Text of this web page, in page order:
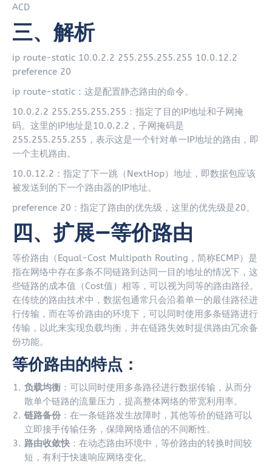
ACD
三、解析
ip route-static 10.0.2.2 255.255.255.255 10.0.12.2
preference 20
ip route-static：这是配置静态路由的命令。
10.0.2.2 255.255.255.255：指定了目的IP地址和子网掩
码。这里的IP地址是10.0.2.2，子网掩码是
255.255.255.255，表示这是一个针对单一IP地址的路由，即
一个主机路由。
10.0.12.2：指定了下一跳（NextHop）地址，即数据包应该
被发送到的下一个路由器的IP地址。
preference 20：指定了路由的优先级，这里的优先级是20。
四、扩展—等价路由
等价路由（Equal-Cost Multipath Routing，简称ECMP）是
指在网络中存在多条不同链路到达同一目的地址的情况下，这
些链路的成本值（Cost值）相等，可以视为同等的路由路径。
在传统的路由技术中，数据包通常只会沿着单一的最佳路径进
行传输，而在等价路由的环境下，可以同时使用多条链路进行
传输，以此来实现负载均衡，并在链路失效时提供路由冗余备
份功能。
等价路由的特点：
负载均衡 ：可以同时使用多条路径进行数据传输，从而分
散单个链路的流量压力，提高整体网络的带宽利用率。
链路备份 ：在一条链路发生故障时，其他等价的链路可以
立即接手传输任务，保障网络通信的不间断性。
路由收敛快 ：在动态路由环境中，等价路由的转换时间较
短，有利于快速响应网络变化。